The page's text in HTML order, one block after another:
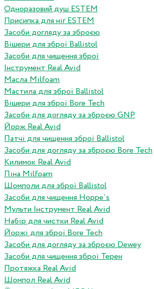
Одноразовий душ ESTEM
Присипка для ніг ESTEM
Засоби догляду за зброєю
Вішери для зброї Ballistol
Засоби для чищення зброї
Інструмент Real Avid
Масла Milfoam
Мастила для зброї Ballistol
Вішери для зброї Bore Tech
Засоби для догляду за зброєю GNP
Йорж Real Avid
Патчі для чищення зброї Ballistol
Засоби для догляду за зброєю Bore Tech
Килимок Real Avid
Піна Milfoam
Шомполи для зброї Ballistol
Засоби для чищення Hoppe`s
Мульти Інструмент Real Avid
Набір для чистки Real Avid
Йоржі для зброї Bore Tech
Засоби для догляду за зброєю Dewey
Засоби для чищення зброї Терен
Протяжка Real Avid
Шомпол Real Avid